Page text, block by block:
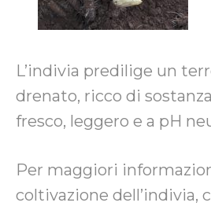
L’indivia predilige un
drenato, ricco di
fresco, leggero e a pH
Per maggiori
coltivazione dell’indivia,